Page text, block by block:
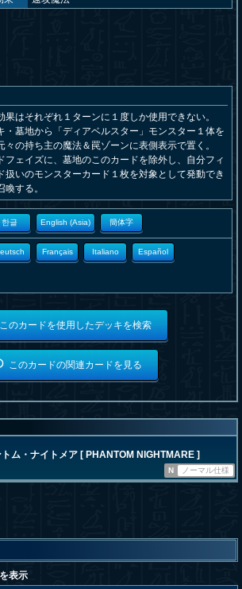
はそれぞれ１ターンに１度しか使用できない。
墓地から「ディアベルスター」モンスター１体を
の持ち主の魔法＆罠ゾーンに表側表示で置く。
ェイズに、墓地のこのカードを除外し、自分フィ
扱いのモンスターカード１枚を対象として発動でき
する。
한글 English (Asia) 簡体字
Français Italiano Español
このカードを使用したデッキを検索
このカードの関連カードを見る
トム・ナイトメア [ PHANTOM NIGHTMARE ]
N ノーマル仕様
表示